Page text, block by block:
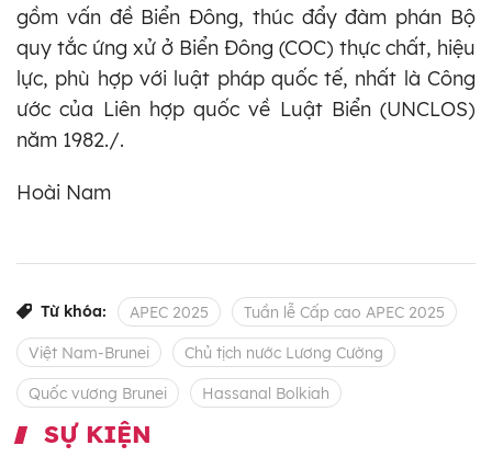
gồm vấn đề Biển Đông, thúc đẩy đàm phán Bộ
quy tắc ứng xử ở Biển Đông (COC) thực chất, hiệu
lực, phù hợp với luật pháp quốc tế, nhất là Công
ước của Liên hợp quốc về Luật Biển (UNCLOS)
năm 1982./.
Hoài Nam
Từ khóa: APEC 2025 Tuần lễ Cấp cao APEC 2025
Việt Nam-Brunei Chủ tịch nước Lương Cường
Quốc vương Brunei Hassanal Bolkiah
SỰ KIỆN